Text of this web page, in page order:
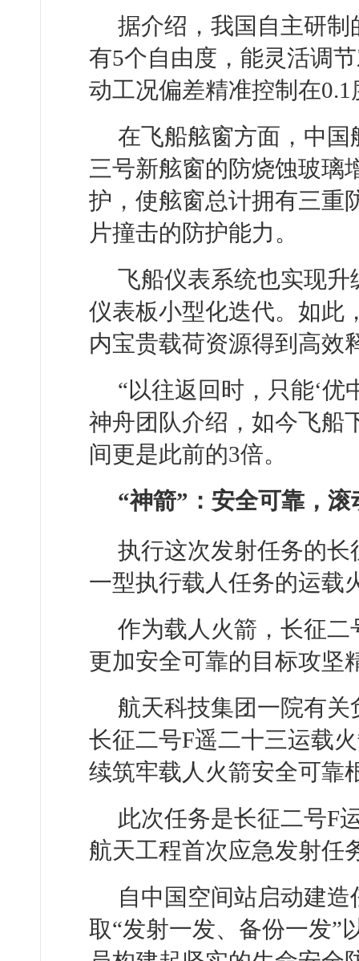
据介绍，我国自主研
有5个自由度，能灵活调
动工况偏差精准控制在0.1
在飞船舷窗方面，中
三号新舷窗的防烧蚀玻璃
护，使舷窗总计拥有三重
片撞击的防护能力。
飞船仪表系统也实现
仪表板小型化迭代。如此
内宝贵载荷资源得到高效
“以往返回时，只能‘优
神舟团队介绍，如今飞船
间更是此前的3倍。
“神箭”：安全可靠，滚
执行这次发射任务的
一型执行载人任务的运载
作为载人火箭，长征
更加安全可靠的目标攻坚
航天科技集团一院有
长征二号F遥二十三运载
续筑牢载人火箭安全可靠
此次任务是长征二号F
航天工程首次应急发射任
自中国空间站启动建
取“发射一发、备份一发”